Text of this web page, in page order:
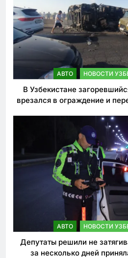
АВТО НОВОСТИ
В Узбекистане
врезался в ограждение и
АВТО НОВОСТИ
Депутаты решили не
за несколько дней